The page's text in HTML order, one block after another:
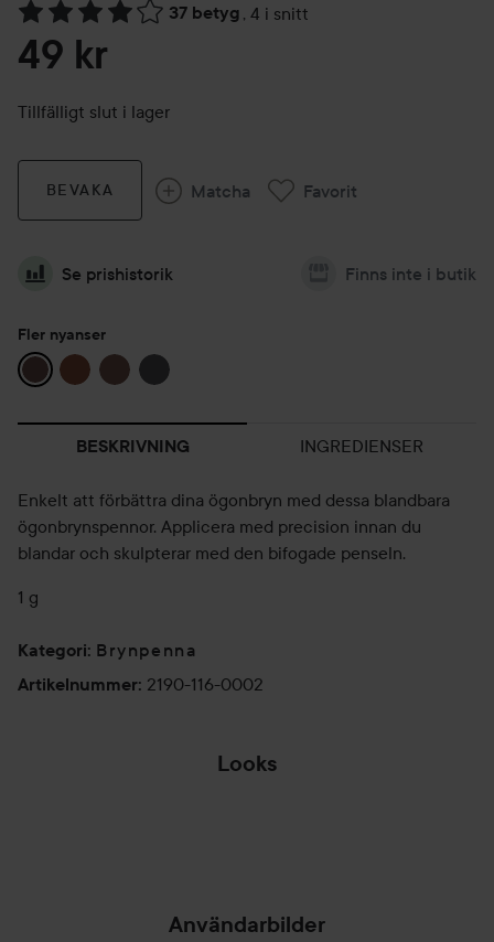
37 betyg , 4 i snitt
Hoppa till Betyg & kommentarer
49 kr
Tillfälligt slut i lager
BEVAKA Matcha Favorit
Se prishistorik Finns inte i butik
Fler nyanser
BESKRIVNING INGREDIENSER
Enkelt att förbättra dina ögonbryn med dessa blandbara
ögonbrynspennor. Applicera med precision innan du
blandar och skulpterar med den bifogade penseln.
1 g
Kategori: Brynpenna
Artikelnummer: 2190-116-0002
Looks
Användarbilder